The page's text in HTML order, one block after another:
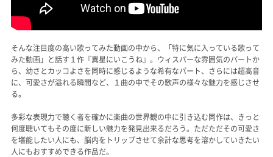
そんな注目度の高い歌ってみた動画の中から、「特に気に入っている歌って
みた動画」と話す１作『異星にいこうね』。ウィスパーな雰囲気のパートか
ら、幼さとカッコよさを同時に感じるような希有なパート、さらには超高音
に、可愛さが溢れる瞬間など、１曲の中でその歌声の様々な魅力を感じさせ
る。
多彩な表現力で聴く者を確かに楽曲の世界観の中に引き込む同作は、きっと
何度聴いてもその度に新しい魅力を発見出来るだろう。ただただその可愛さ
を堪能したい人にも、脳内をトリップさせて余計な思考を溶かしていきたい
人にもおすすめできる作品だ。